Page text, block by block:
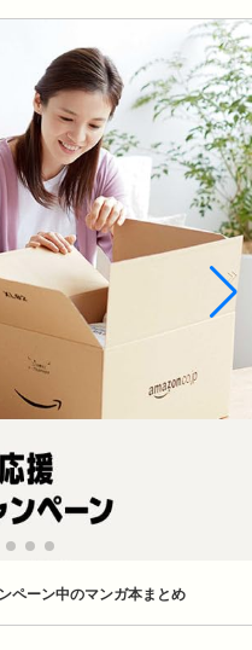
ペーン中のマンガ本まとめ